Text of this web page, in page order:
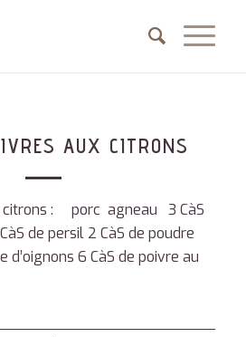
AUX CITRONS
citrons : porc agneau 3 CàS
de persil 2 CàS de poudre
d’oignons 6 CàS de poivre au